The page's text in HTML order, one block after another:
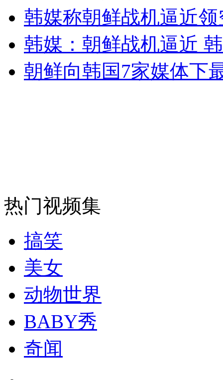
外交部：反对强权政治霸凌主义
外交部：有关国家言论片面不公正
纽约上演“枕头大战”
司机酒驾遇交警 急速倒车逃窜
韩媒称朝鲜战机逼近
韩媒：朝鲜战机逼近
朝鲜向韩国7家媒体下
热门视频集
搞笑
美女
动物世界
BABY秀
奇闻